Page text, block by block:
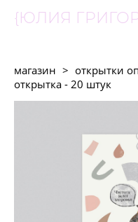
{ЮЛИЯ
магазин > открытки
открытка - 20 штук